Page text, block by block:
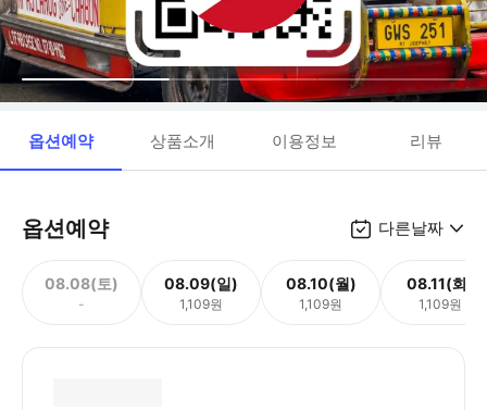
옵션예약 상품소개 이용정보 리뷰
옵션예약 다른날짜
08.08(토)
-
08.09(일)
1,109원
08.10(월)
1,109원
08.11(화)
1,109원